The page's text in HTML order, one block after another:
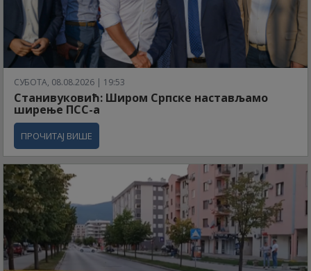
СУБОТА, 08.08.2026 | 19:53
Станивуковић: Широм Српске настављамо
ширење ПСС-а
ПРОЧИТАЈ ВИШЕ